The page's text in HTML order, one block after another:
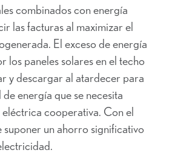
combinados con energía
las facturas al maximizar el
El exceso de energía
los paneles solares en el techo
y descargar al atardecer para
energía que se necesita
cooperativa. Con el
suponer un ahorro significativo